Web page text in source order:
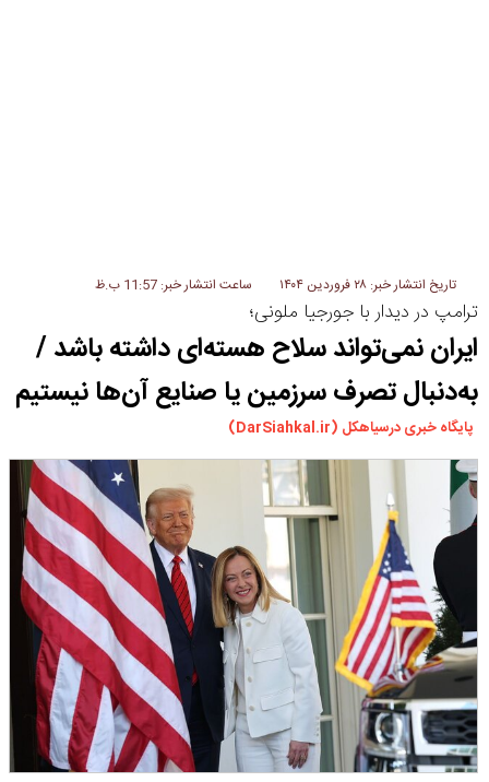
تاریخ انتشار خبر: ۲۸ فروردین ۱۴۰۴ ساعت انتشار خبر: 11:57 ب.ظ
ترامپ در دیدار با جورجیا ملونی؛
ایران نمی‌تواند سلاح هسته‌ای داشته باشد /
به‌دنبال تصرف سرزمین یا صنایع آن‌ها نیستیم
پایگاه خبری درسیاهکل (DarSiahkal.ir)